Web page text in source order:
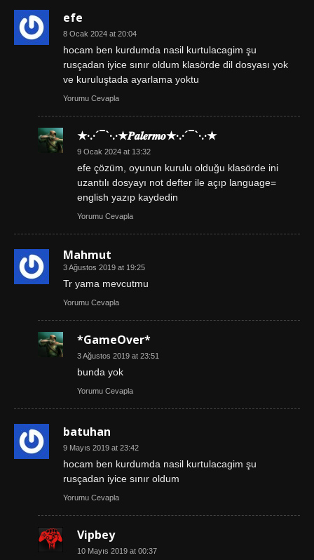
efe
8 Ocak 2024 at 20:04
hocam ben kurdumda nasil kurtulacagim şu
rusçadan iyice sınır oldum klasörde dil dosyası yok
ve kuruluştada ayarlama yoktu
Yorumu Cevapla
★·.·´¯`·.·★𝑷𝒂𝒍𝒆𝒓𝒎𝒐★·.·´¯`·.·★
9 Ocak 2024 at 13:32
efe çözüm, oyunun kurulu olduğu klasörde ini
uzantılı dosyayı not defter ile açıp language=
english yazıp kaydedin
Yorumu Cevapla
Mahmut
3 Ağustos 2019 at 19:25
Tr yama mevcutmu
Yorumu Cevapla
*GameOver*
3 Ağustos 2019 at 23:51
bunda yok
Yorumu Cevapla
batuhan
9 Mayıs 2019 at 23:42
hocam ben kurdumda nasil kurtulacagim şu
rusçadan iyice sınır oldum
Yorumu Cevapla
Vipbey
10 Mayıs 2019 at 00:37